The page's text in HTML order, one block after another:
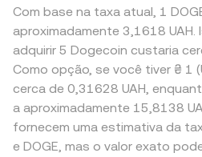
Com base na taxa atual, 1
aproximadamente 3,1618 UAH.
adquirir 5 Dogecoin custaria
Como opção, se você tiver ₴ 1
cerca de 0,31628 UAH,
a aproximadamente 15,8138
fornecem uma estimativa da
e DOGE, mas o valor exato